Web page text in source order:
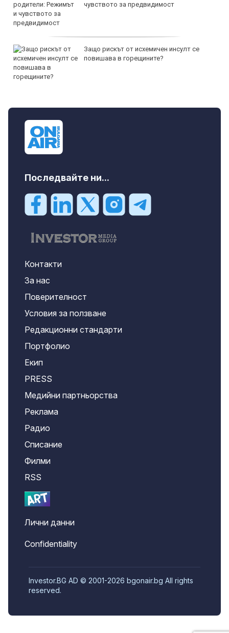
чувството за предвидимост
Защо рискът от исхемичен инсулт се
повишава в горещините?
Последвайте ни...
Контакти
За нас
Поверителност
Условия за ползване
Редакционни стандарти
Портфолио
Екип
PRESS
Медийни партньорства
Реклама
Радио
Списание
Филми
RSS
Лични данни
Confidentiality
Investor.BG AD © 2001-2026 bgonair.bg All rights
reserved.